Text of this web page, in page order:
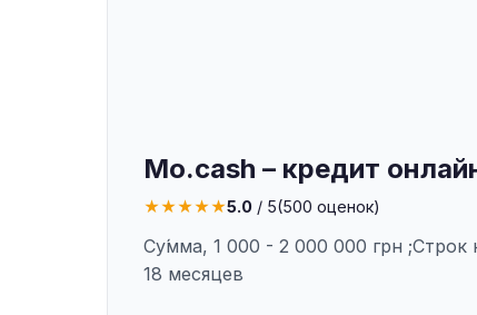
Mo.cash – кредит
★★★★★5.0 / 5(500 оценок)
Су́мма, 1 000 - 2 000 000 грн ;Строк
18 месяцев